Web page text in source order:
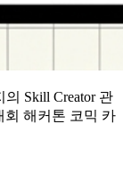
Skill Creator 관
회 해커톤 코믹 카